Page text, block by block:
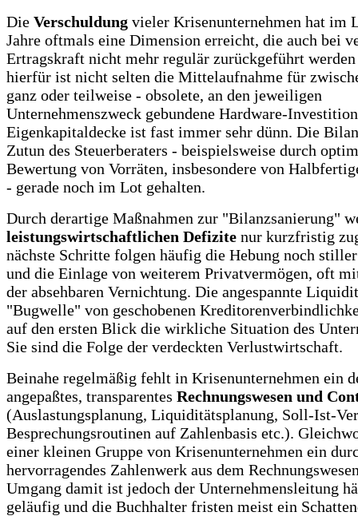
Die Verschuldung vieler Krisenunternehmen hat im
Jahre oftmals eine Dimension erreicht, die auch bei
Ertragskraft nicht mehr regulär zurückgeführt
hierfür ist nicht selten die Mittelaufnahme für
ganz oder teilweise - obsolete, an den jeweiligen
Unternehmenszweck gebundene Hardware-
Eigenkapitaldecke ist fast immer sehr dünn. Die
Zutun des Steuerberaters - beispielsweise durch
Bewertung von Vorräten, insbesondere von
- gerade noch im Lot gehalten.
Durch derartige Maßnahmen zur "Bilanzsanierung"
leistungswirtschaftlichen Defizite nur kurzfristig
nächste Schritte folgen häufig die Hebung noch
und die Einlage von weiterem Privatvermögen, oft
der absehbaren Vernichtung. Die angespannte
"Bugwelle" von geschobenen
auf den ersten Blick die wirkliche Situation des
Sie sind die Folge der verdeckten Verlustwirtschaft.
Beinahe regelmäßig fehlt in Krisenunternehmen ein
angepaßtes, transparentes Rechnungswesen und
(Auslastungsplanung, Liquiditätsplanung, Soll-Ist-
Besprechungsroutinen auf Zahlenbasis etc.).
einer kleinen Gruppe von Krisenunternehmen ein
hervorragendes Zahlenwerk aus dem
Umgang damit ist jedoch der Unternehmensleitung
geläufig und die Buchhalter fristen meist ein